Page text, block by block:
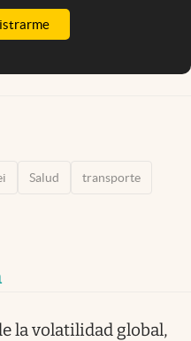
Salud transporte
la volatilidad global,